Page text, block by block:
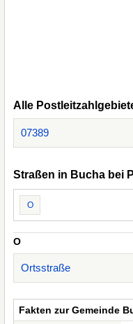
Alle
07389
Straßen in Bucha bei
O
O
Ortsstraße
Fakten zur Gemeinde